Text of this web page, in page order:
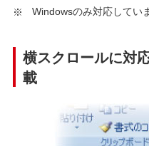
Windowsのみ対応してい
横スクロールに対
載